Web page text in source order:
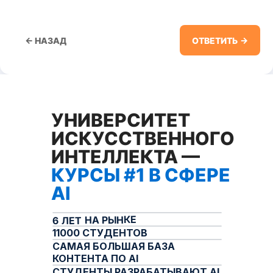
← НАЗАД ОТВЕТИТЬ →
6 ЛЕТ НА РЫНКЕ
11000 СТУДЕНТОВ
САМАЯ БОЛЬШАЯ БАЗА
КОНТЕНТА ПО AI
УНИВЕРСИТЕТ
ИСКУССТВЕННОГО
ИНТЕЛЛЕКТА —
КУРСЫ #1 В СФЕРЕ
AI
ОТВЕТЬТЕ НА 6 ВОПРОСОВ, ЧТОБЫ
ЗАРЕГИСТРИРОВАТЬСЯИ ВСТУПИТЬ В
РЕГИСТРИРУЙСЯ
ПРЯМО СЕЙЧАС —
БУДЬ В КУРСЕ ВСЕХ
НОВИНОК ИЗ МИРА AI